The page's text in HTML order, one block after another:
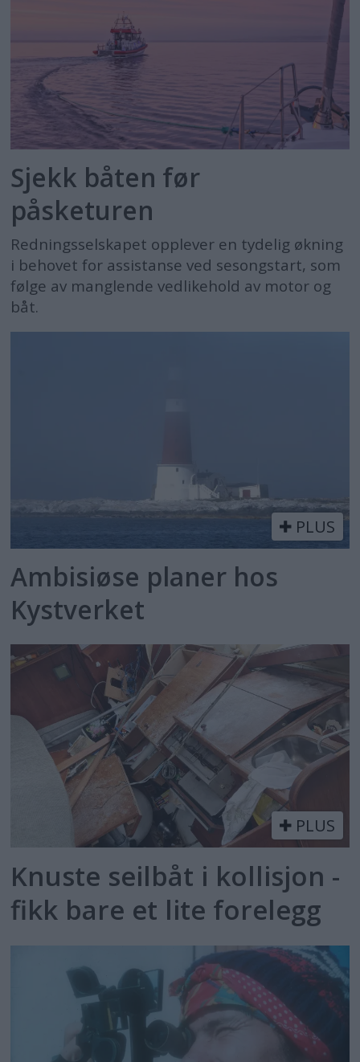
Sjekk båten før
påsketuren
Redningsselskapet opplever en tydelig økning
i behovet for assistanse ved sesongstart, som
følge av manglende vedlikehold av motor og
båt.
PLUS
Ambisiøse planer hos
Kystverket
PLUS
Knuste seilbåt i kollisjon -
fikk bare et lite forelegg